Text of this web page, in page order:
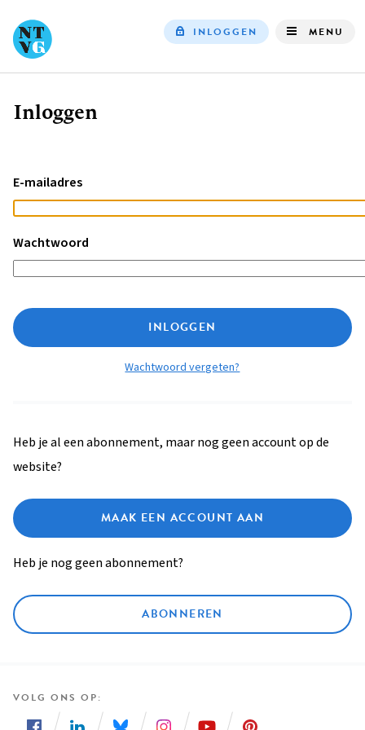
INLOGGEN MENU
Kruimelpad
Inloggen
E-mailadres
Wachtwoord
INLOGGEN
Wachtwoord vergeten?
Heb je al een abonnement, maar nog geen account op de
website?
MAAK EEN ACCOUNT AAN
Heb je nog geen abonnement?
ABONNEREN
VOLG ONS OP